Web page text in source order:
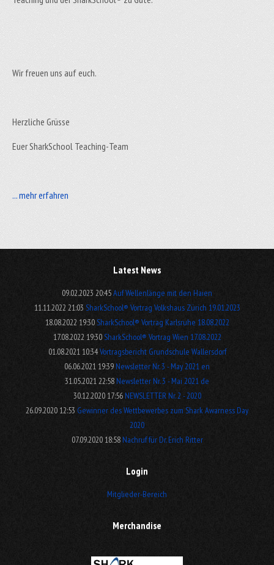
Wir freuen uns auf euch.
Herzliche Grüsse
Euer SharkSchool Teaching-Team
... mehr erfahren
Latest News
09.02.2023 20:45Auf Wellenlänge mit den Haien
11.11.2022 21:03 SharkSchool® Vortrag Volkshaus Zürich 19.01.2023
18.08.2022 19:30SharkSchool® Vortrag Karlsruhe 18.08.2022
17.08.2022 19:30 SharkSchool® Vortrag Wien 17.08.2022
01.08.2021 10:34Vortragsbericht Grundschule Wallersdorf
06.06.2021 19:39 Newsletter Nr. 3 - May 2021 en
31.05.2021 22:58 Newsletter Nr. 3 - Mai 2021 de
30.12.2020 17:56NEWSLETTER Nr. 2 - 2020
26.09.2020 12:53 Gewinner des Wettbewerbes zum Shark Awarness Day
2020
07.09.2020 18:58 Nachruf für Dr. Erich Ritter
Login
Mitglieder-Bereich
Merchandise